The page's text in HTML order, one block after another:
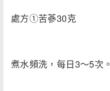
處方①苦蔘30克
煮水頻洗，每日3～5次。